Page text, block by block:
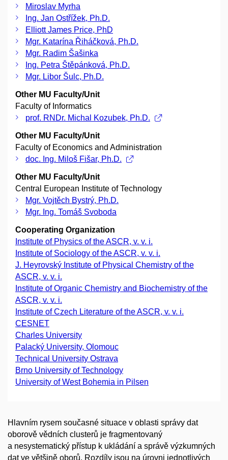
Miroslav Myrha
Ing. Jan Ostřížek, Ph.D.
Elliott James Price, PhD
Mgr. Katarína Řiháčková, Ph.D.
Mgr. Radim Šašinka
Ing. Petra Štěpánková, Ph.D.
Mgr. Libor Šulc, Ph.D.
Other MU Faculty/Unit
Faculty of Informatics
prof. RNDr. Michal Kozubek, Ph.D.
Other MU Faculty/Unit
Faculty of Economics and Administration
doc. Ing. Miloš Fišar, Ph.D.
Other MU Faculty/Unit
Central European Institute of Technology
Mgr. Vojtěch Bystrý, Ph.D.
Mgr. Ing. Tomáš Svoboda
Cooperating Organization
Institute of Physics of the ASCR, v. v. i.
Institute of Sociology of the ASCR, v. v. i.
J. Heyrovský Institute of Physical Chemistry of the
ASCR, v. v. i.
Institute of Organic Chemistry and Biochemistry of the
ASCR, v. v. i.
Institute of Czech Literature of the ASCR, v. v. i.
CESNET
Charles University
Palacký University, Olomouc
Technical University Ostrava
Brno University of Technology
University of West Bohemia in Pilsen
Hlavním rysem současné situace v oblasti správy dat
oborově vědních clusterů je fragmentovaný
a nesystematický přístup k ukládání a správě výzkumných
dat ve většině oborů. Rozdíly jsou na úrovni jednotlivých